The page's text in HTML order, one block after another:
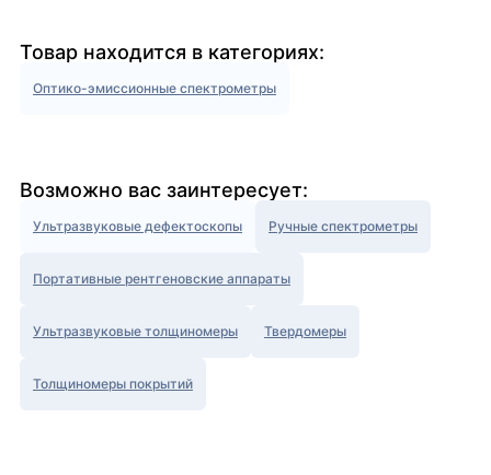
Товар находится в категориях:
Оптико-эмиссионные спектрометры
Возможно вас заинтересует:
Ультразвуковые дефектоскопы Ручные спектрометры
Портативные рентгеновские аппараты
Ультразвуковые толщиномеры Твердомеры
Толщиномеры покрытий